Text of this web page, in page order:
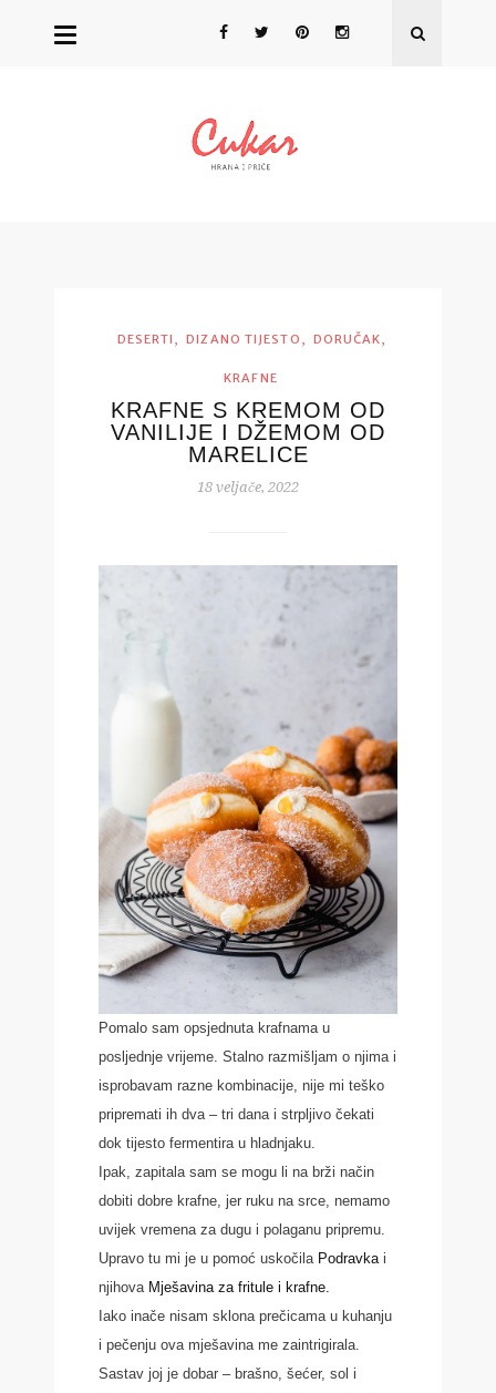
DESERTI , DIZANO TIJESTO , DORUČAK,
KRAFNE
KRAFNE S KREMOM OD
VANILIJE I DŽEMOM OD
MARELICE
18 veljače, 2022
Pomalo sam opsjednuta krafnama u
posljednje vrijeme. Stalno razmišljam o njima i
isprobavam razne kombinacije, nije mi teško
pripremati ih dva – tri dana i strpljivo čekati
dok tijesto fermentira u hladnjaku.
Ipak, zapitala sam se mogu li na brži način
dobiti dobre krafne, jer ruku na srce, nemamo
uvijek vremena za dugu i polaganu pripremu.
Upravo tu mi je u pomoć uskočila Podravkai
njihova Mješavina za fritule i krafne.
Iako inače nisam sklona prečicama u kuhanju
i pečenju ova mješavina me zaintrigirala.
Sastav joj je dobar – brašno, šećer, sol i